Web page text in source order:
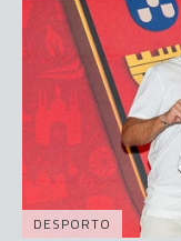
DESPORTO